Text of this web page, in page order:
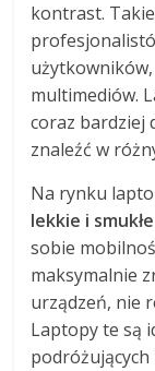
kontrast.
multimediów.
coraz bardziej
znaleźć w
Na rynku
lekkie i
sobie
maksymalnie
urządzeń, nie
Laptopy te są
podróżujących